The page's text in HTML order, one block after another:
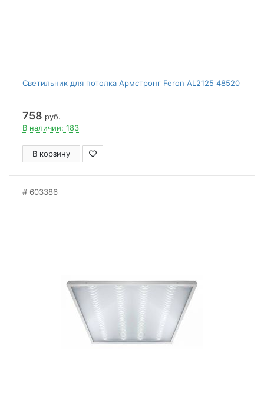
Светильник для потолка Армстронг Feron AL2125 48520
758 руб.
В наличии: 183
В корзину
603386